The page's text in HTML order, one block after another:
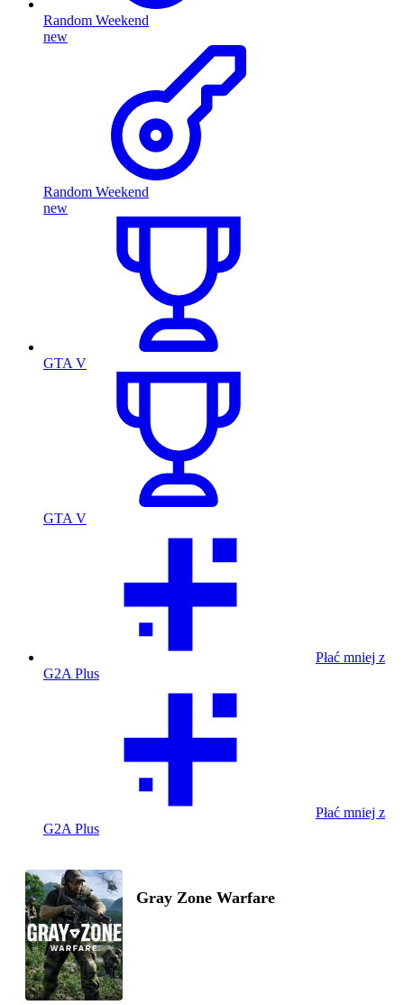
Random Weekend
new
Random Weekend
new
GTA V
GTA V
Płać mniej z
G2A Plus
Płać mniej z
G2A Plus
Gray Zone Warfare